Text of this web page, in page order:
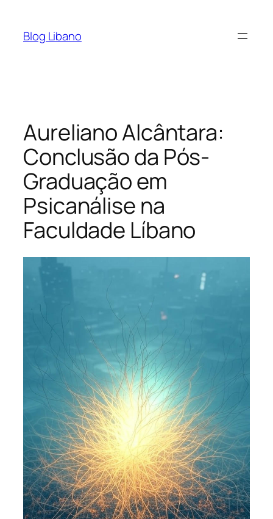
Blog Libano
Aureliano Alcântara:
Conclusão da Pós-
Graduação em
Psicanálise na
Faculdade Líbano